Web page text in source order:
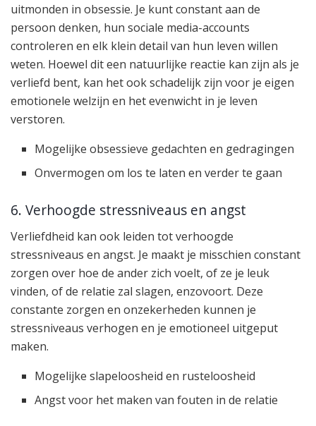
uitmonden in obsessie. Je kunt constant aan de
persoon denken, hun sociale media-accounts
controleren en elk klein detail van hun leven willen
weten. Hoewel dit een natuurlijke reactie kan zijn als je
verliefd bent, kan het ook schadelijk zijn voor je eigen
emotionele welzijn en het evenwicht in je leven
verstoren.
Mogelijke obsessieve gedachten en gedragingen
Onvermogen om los te laten en verder te gaan
6. Verhoogde stressniveaus en angst
Verliefdheid kan ook leiden tot verhoogde
stressniveaus en angst. Je maakt je misschien constant
zorgen over hoe de ander zich voelt, of ze je leuk
vinden, of de relatie zal slagen, enzovoort. Deze
constante zorgen en onzekerheden kunnen je
stressniveaus verhogen en je emotioneel uitgeput
maken.
Mogelijke slapeloosheid en rusteloosheid
Angst voor het maken van fouten in de relatie